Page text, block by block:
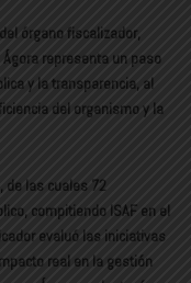
órgano fiscalizador,
representa un paso
y la transparencia, al
del organismo y la
de las cuales 72
compitiendo ISAF en el
evaluó las iniciativas
real en la gestión